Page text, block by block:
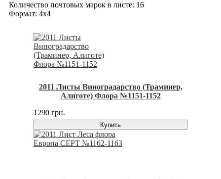
Количество почтовых марок в листе: 16
Формат: 4x4
2011 Листы Виноградарство (Траминер,
Алиготе) Флора №1151-1152
1290 грн.
Купить